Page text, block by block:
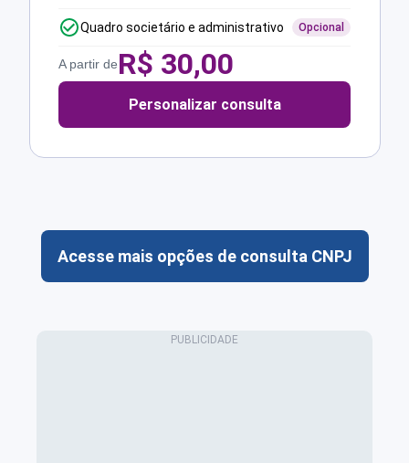
Quadro societário e administrativo Opcional
A partir deR$ 30,00
Personalizar consulta
Acesse mais opções de consulta CNPJ